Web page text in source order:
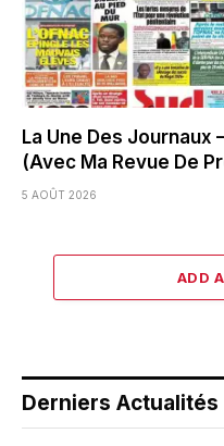
La Une Des
(Avec Ma Revue De
5 AOÛT 2026
ADD
Derniers Actualités